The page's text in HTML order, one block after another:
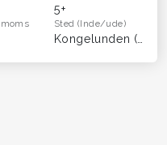
5+
Sted(Inde/ude)